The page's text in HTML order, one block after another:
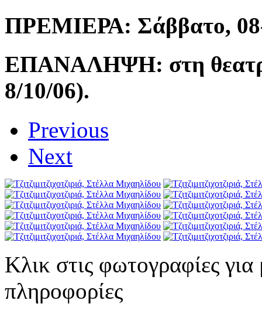
ΠΡΕΜΙΕΡΑ: Σάββατο,
ΕΠΑΝΑΛΗΨΗ: στη
8/10/06).
Previous
Next
Κλικ στις φωτογραφίες
πληροφορίες